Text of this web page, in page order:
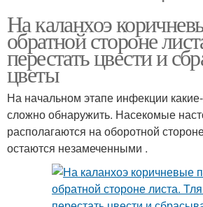
На каланхоэ
обратной стороне
перестать цвести и
цветы
На начальном этапе инфекции
сложно обнаружить. Насекомые
располагаются на оборотной
остаются незамеченными .